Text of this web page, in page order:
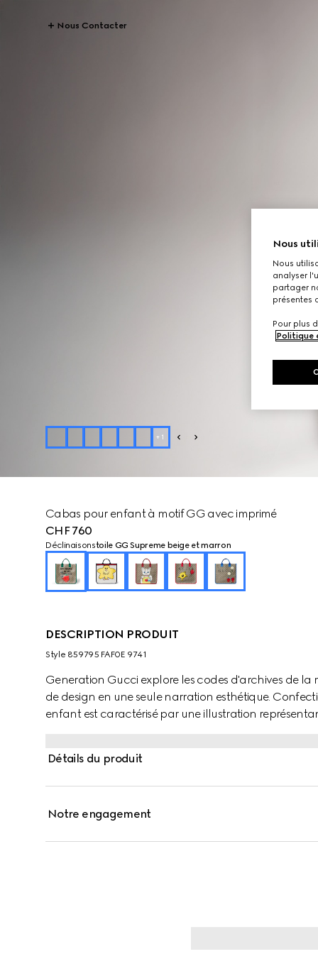
Nous Contacter
+ 1
Cabas pour enfant à motif GG avec imprimé
CHF 760
Déclinaisonstoile GG Supreme beige et marron
DESCRIPTION PRODUIT
Style ‎859795 FAF0E 9741
Generation Gucci explore les codes d'archives de
de design en une seule narration esthétique.
enfant est caractérisé par une illustration
Détails du produit
Notre engagement
Nous
Nous
analyser
partager
présentes
Pour plus
Politique